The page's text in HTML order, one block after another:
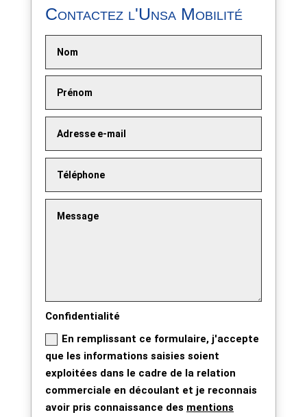
Contactez l'Unsa Mobilité
Confidentialité
En remplissant ce formulaire, j'accepte
que les informations saisies soient
exploitées dans le cadre de la relation
commerciale en découlant et je reconnais
avoir pris connaissance des mentions